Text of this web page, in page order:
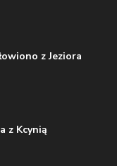
z Jeziora
z Kcynią